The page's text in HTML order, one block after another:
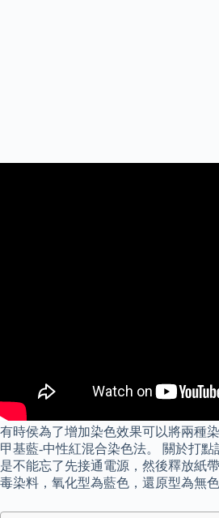
有時侯為了增加染色效果可以將兩種
甲基藍-中性紅混合染色法。 關於打點
是不能忘了先接通電源，然後釋放紙
毒染料，氧化型為藍色，還原型為無色